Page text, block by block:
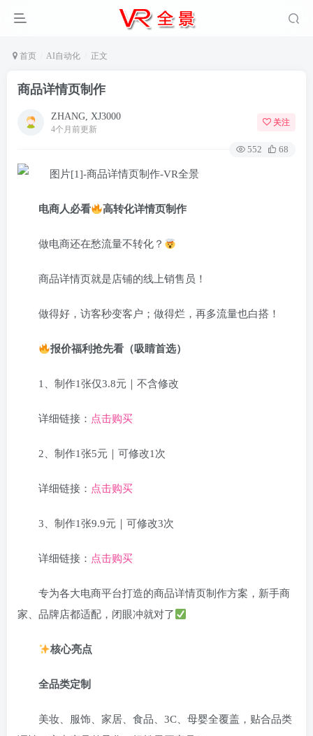
首页 AI自动化 正文
商品详情页制作
ZHANG, XJ3000
4个月前更新
关注
552 68
电商人必看 高转化详情页制作
做电商还在愁流量不转化？
商品详情页就是店铺的线上销售员！
做得好，访客秒变客户；做得烂，再多流量也白搭！
报价福利抢先看（吸睛首选）
1、制作1张仅3.8元｜不含修改
详细链接： 点击购买
2、制作1张5元｜可修改1次
详细链接： 点击购买
3、制作1张9.9元｜可修改3次
详细链接： 点击购买
专为各大电商平台打造的商品详情页制作方案，新手商
家、品牌店都适配，闭眼冲就对了
核心亮点
全品类定制
美妆、服饰、家居、食品、3C、母婴全覆盖，贴合品类